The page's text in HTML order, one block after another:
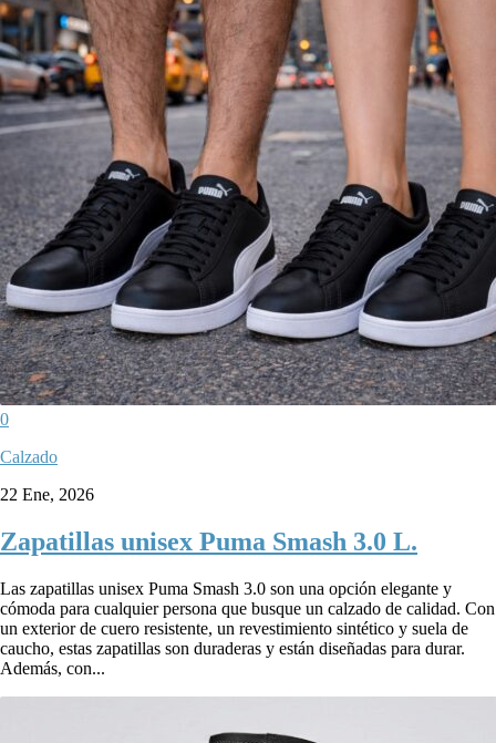
0
Calzado
22 Ene, 2026
Zapatillas unisex Puma Smash 3.0 L.
Las zapatillas unisex Puma Smash 3.0 son una opción elegante y
cómoda para cualquier persona que busque un calzado de calidad. Con
un exterior de cuero resistente, un revestimiento sintético y suela de
caucho, estas zapatillas son duraderas y están diseñadas para durar.
Además, con...